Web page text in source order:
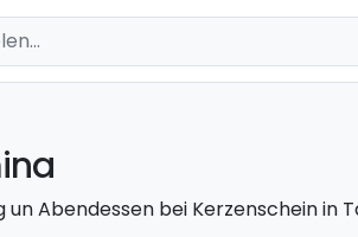
Abendessen bei Kerzenschein in